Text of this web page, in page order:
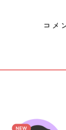
コメ